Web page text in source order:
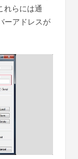
れらには通
ーアドレスが